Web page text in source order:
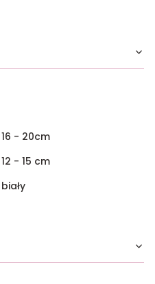
16 - 20cm
12 - 15 cm
biały